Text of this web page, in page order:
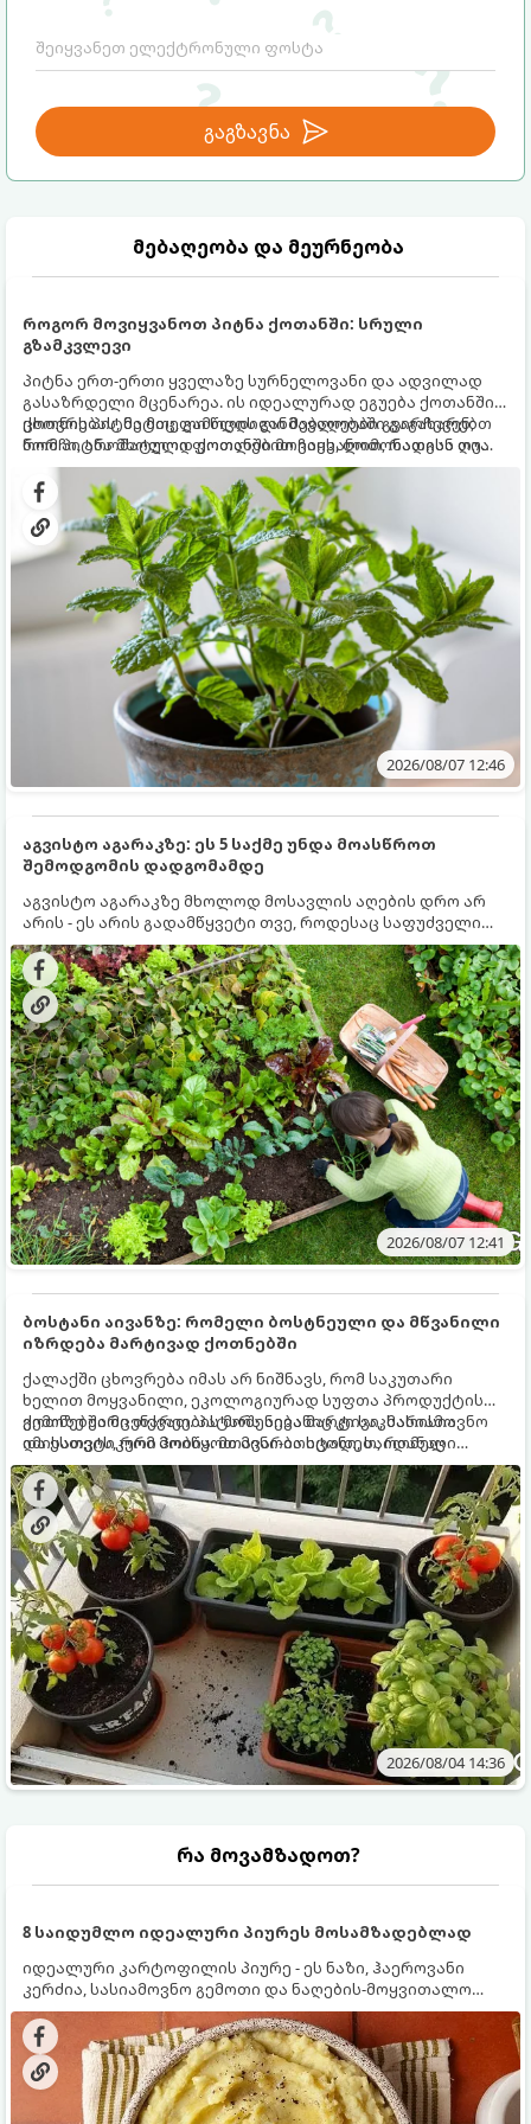
გაგზავნა
მებაღეობა და მეურნეობა
როგორ მოვიყვანოთ პიტნა ქოთანში: სრული
გზამკვლევი
პიტნა ერთ-ერთი ყველაზე სურნელოვანი და ადვილად
გასაზრდელი მცენარეა. ის იდეალურად ეგუება ქოთანში
ცხოვრებას, მეტიც, გამოცდილი მებაღეები გვირჩევენ,
რომ პიტნა მხოლოდ ქოთანში მოვიყვანოთ, რადგან ღია
გრუნტში (ბაღში) დარგვისას ის ფესვებით ძალიან
სწრაფად ვრცელდება და სხვა მცენარეებს ავიწროებს.
ქოთნის პიტნა მთელი წლის განმავლობაში გაგახარებთ
ნორჩი, არომატული ფოთლებით ჩაის, ლიმონათისა თუ
კერძებისთვის.
2026/08/07 12:46
აგვისტო აგარაკზე: ეს 5 საქმე უნდა მოასწროთ
შემოდგომის დადგომამდე
აგვისტო აგარაკზე მხოლოდ მოსავლის აღების დრო არ
არის - ეს არის გადამწყვეტი თვე, როდესაც საფუძველი
ეყრება მომავალი წლის მოსავალს და ბაღი მზადდება
შემოდგომა-ზამთრის სეზონისთვის. იმისათვის, რომ
ნიადაგმა ენერგია აღიდგინოს, ხოლო მცენარეებმა
ზამთარს გაუძლონ, აგვისტოს ბოლომდე 5
მნიშვნელოვანი საქმის გაკეთება უნდა მოასწროთ:
2026/08/07 12:41
ბოსტანი აივანზე: რომელი ბოსტნეული და მწვანილი
იზრდება მარტივად ქოთნებში
ქალაქში ცხოვრება იმას არ ნიშნავს, რომ საკუთარი
ხელით მოყვანილი, ეკოლოგიურად სუფთა პროდუქტის
გემოზე უარი თქვათ. პატარა აივანიც კი საკმარისია
იმისათვის, რომ მოიწყოთ მინი-ბოსტანი, საიდანაც
ყოველდღიურად ახალ, არომატულ მწვანილსა და
ბოსტნეულს მოკრეფთ.
ქოთნებში მცენარეების მოშენება მარტივი, სასიამოვნო
და ესთეტიკური ჰობია. მთავარია იცოდეთ, რომელი
კულტურები ეგუებიან ქოთნის პირობებს ყველაზე კარგად
და როგორ მოუაროთ მათ სწორად.
2026/08/04 14:36
რა მოვამზადოთ?
8 საიდუმლო იდეალური პიურეს მოსამზადებლად
იდეალური კარტოფილის პიურე - ეს ნაზი, ჰაეროვანი
კერძია, სასიამოვნო გემოთი და ნაღების-მოყვითალო
ფერით. მისი მომზადება ძალიან მარტივია, მაგრამ
არსებობს რამდენიმე საიდუმლო, რომლებიც უნდა
იცოდეთ, რომ პიურე იდეალურად გემრიელი გამოვიდეს.
ურთიერთობებს.